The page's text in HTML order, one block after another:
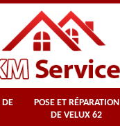
DE
POSE ET RÉPARATION
DE VELUX 62